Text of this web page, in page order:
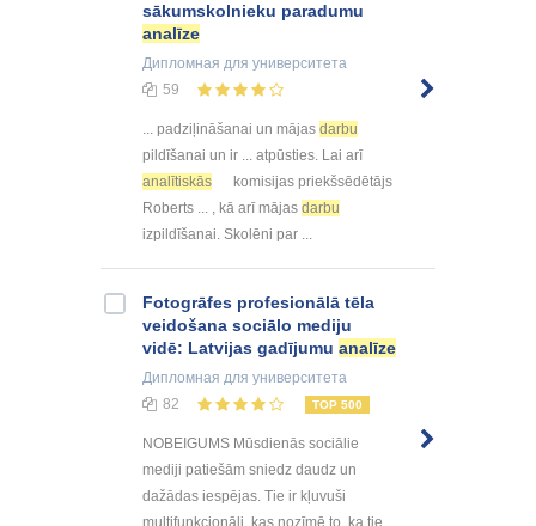
sākumskolnieku paradumu
analīze
Дипломная для университета
59
... padziļināšanai un mājas darbu
pildīšanai un ir ... atpūsties. Lai arī
analītiskās
komisijas priekšsēdētājs
Roberts ... , kā arī mājas darbu
izpildīšanai. Skolēni par ...
Fotogrāfes profesionālā tēla
veidošana sociālo mediju
vidē: Latvijas gadījumu analīze
Дипломная для университета
82
TOP 500
NOBEIGUMS Mūsdienās sociālie
mediji patiešām sniedz daudz un
dažādas iespējas. Tie ir kļuvuši